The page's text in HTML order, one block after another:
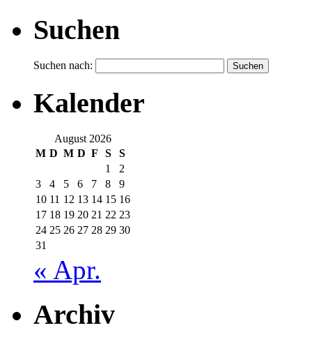
Suchen
Suchen nach:
Kalender
August 2026
M D M D F S
S
1
2
3
4 5 6 7 8
9
10 11 12 13 14 15 16
17 18 19 20 21 22 23
24 25 26 27 28 29 30
31
« Apr.
Archiv